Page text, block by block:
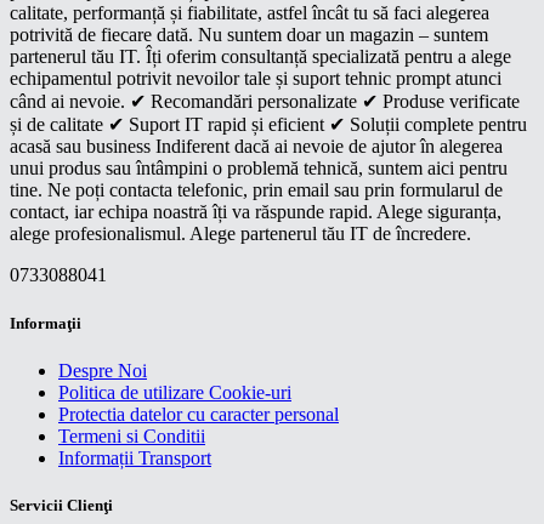
calitate, performanță și fiabilitate, astfel încât tu să faci alegerea
potrivită de fiecare dată. Nu suntem doar un magazin – suntem
partenerul tău IT. Îți oferim consultanță specializată pentru a alege
echipamentul potrivit nevoilor tale și suport tehnic prompt atunci
când ai nevoie. ✔ Recomandări personalizate ✔ Produse verificate
și de calitate ✔ Suport IT rapid și eficient ✔ Soluții complete pentru
acasă sau business Indiferent dacă ai nevoie de ajutor în alegerea
unui produs sau întâmpini o problemă tehnică, suntem aici pentru
tine. Ne poți contacta telefonic, prin email sau prin formularul de
contact, iar echipa noastră îți va răspunde rapid. Alege siguranța,
alege profesionalismul. Alege partenerul tău IT de încredere.
0733088041
Informaţii
Despre Noi
Politica de utilizare Cookie-uri
Protectia datelor cu caracter personal
Termeni si Conditii
Informații Transport
Servicii Clienţi